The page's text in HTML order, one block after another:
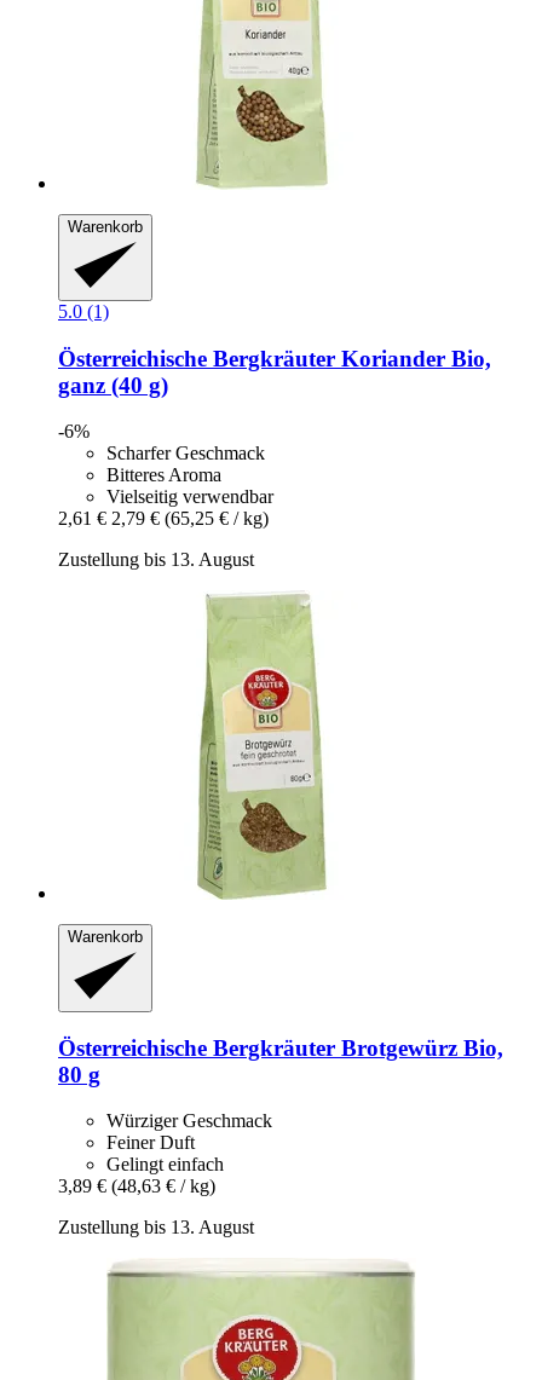
Warenkorb
5.0 (1)
Österreichische Bergkräuter Koriander Bio,
ganz (40 g)
-6%
Scharfer Geschmack
Bitteres Aroma
Vielseitig verwendbar
2,61 € 2,79 € (65,25 € / kg)
Zustellung bis 13. August
Warenkorb
Österreichische Bergkräuter Brotgewürz Bio,
80 g
Würziger Geschmack
Feiner Duft
Gelingt einfach
3,89 € (48,63 € / kg)
Zustellung bis 13. August